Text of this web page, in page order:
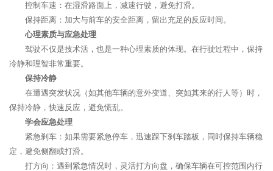
控制车速：在湿滑路面上，减速行驶，避免打滑。
保持距离：加大与前车的安全距离，留出充足的反应时间。
心理素质与应急处理
驾驶不仅是技术活，也是一种心理素质的体现。在行驶过程中，保持
冷静和理智非常重要。
保持冷静
在遭遇突发状况（如其他车辆的意外变道、突如其来的行人等）时，
保持冷静，快速反应，避免慌乱。
学会应急处理
紧急刹车：如果需要紧急停车，迅速踩下刹车踏板，同时保持车辆稳
定，避免侧翻或打滑。
打方向：遇到紧急情况时，灵活打方向盘，确保车辆在可控范围内行